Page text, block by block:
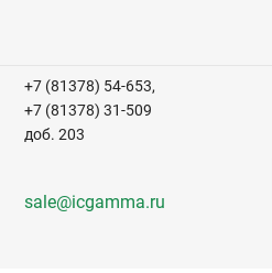
+7 (81378) 54-653,
+7 (81378) 31-509
доб. 203
sale@icgamma.ru